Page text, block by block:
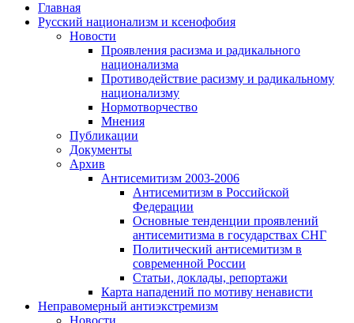
Главная
Русский национализм и ксенофобия
Новости
Проявления расизма и радикального
национализма
Противодействие расизму и радикальному
национализму
Нормотворчество
Мнения
Публикации
Документы
Архив
Антисемитизм 2003-2006
Антисемитизм в Российской
Федерации
Основные тенденции проявлений
антисемитизма в государствах СНГ
Политический антисемитизм в
современной России
Статьи, доклады, репортажи
Карта нападений по мотиву ненависти
Неправомерный антиэкстремизм